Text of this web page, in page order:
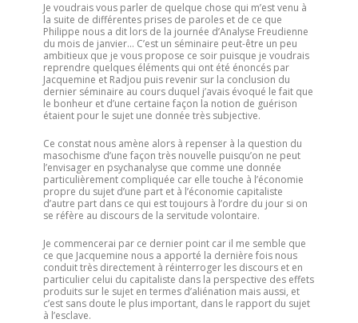
Je voudrais vous parler de quelque chose qui m’est venu à
la suite de différentes prises de paroles et de ce que
Philippe nous a dit lors de la journée d’Analyse Freudienne
du mois de janvier… C’est un séminaire peut-être un peu
ambitieux que je vous propose ce soir puisque je voudrais
reprendre quelques éléments qui ont été énoncés par
Jacquemine et Radjou puis revenir sur la conclusion du
dernier séminaire au cours duquel j’avais évoqué le fait que
le bonheur et d’une certaine façon la notion de guérison
étaient pour le sujet une donnée très subjective.
Ce constat nous amène alors à repenser à la question du
masochisme d’une façon très nouvelle puisqu’on ne peut
l’envisager en psychanalyse que comme une donnée
particulièrement compliquée car elle touche à l’économie
propre du sujet d’une part et à l’économie capitaliste
d’autre part dans ce qui est toujours à l’ordre du jour si on
se réfère au discours de la servitude volontaire.
Je commencerai par ce dernier point car il me semble que
ce que Jacquemine nous a apporté la dernière fois nous
conduit très directement à réinterroger les discours et en
particulier celui du capitaliste dans la perspective des effets
produits sur le sujet en termes d’aliénation mais aussi, et
c’est sans doute le plus important, dans le rapport du sujet
à l’esclave.